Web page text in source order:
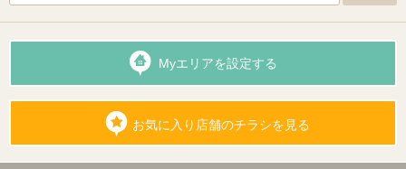
Myエリアを設定する
お気に入り店舗のチラシを見る